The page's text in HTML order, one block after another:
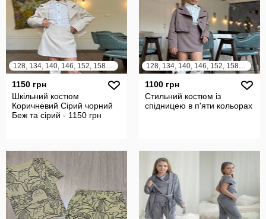
128, 134, 140, 146, 152, 158, 164
1150 грн
Шкільний костюм
Коричневий Сірий чорний
Беж та сірий - 1150 грн
128, 134, 140, 146, 152, 158, 164
1100 грн
Стильний костюм із
спідницею в п'яти кольорах